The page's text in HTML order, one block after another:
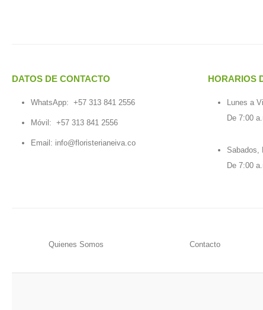
DATOS DE CONTACTO
WhatsApp: +57 313 841 2556
Móvil: +57 313 841 2556
Email: info@floristerianeiva.co
HORARIOS
Lunes a
De 7:00
Sabados,
De 7:00
Quienes Somos Contacto